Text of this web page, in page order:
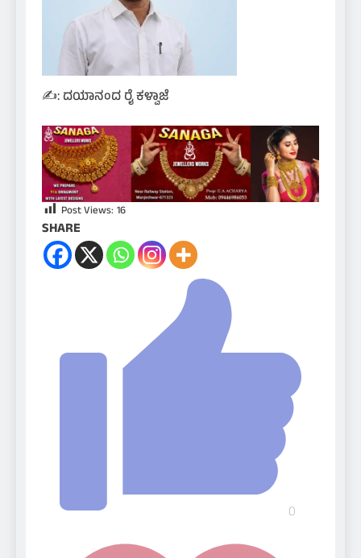
​✍️: ದಯಾನಂದ ರೈ ಕಳ್ವಾಜೆ
Post Views: 16
SHARE